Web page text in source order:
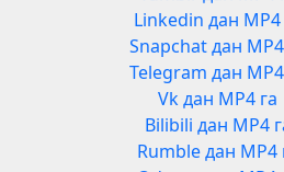
Linkedin дан MP4
Snapchat дан
Telegram дан
Vk дан MP4 га
Bilibili дан MP4
Rumble дан MP4